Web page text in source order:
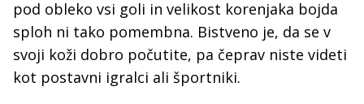
pod obleko vsi goli in velikost korenjaka bojda
sploh ni tako pomembna. Bistveno je, da se v
svoji koži dobro počutite, pa čeprav niste videti
kot postavni igralci ali športniki.